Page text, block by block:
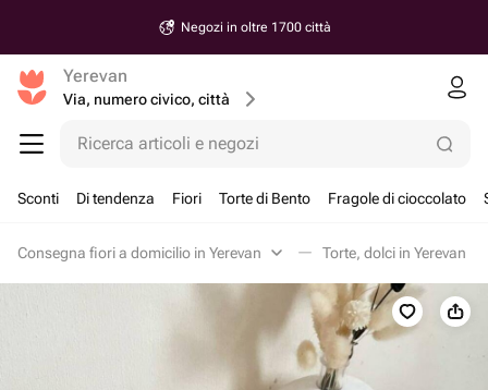
Negozi in oltre 1700 città
Yerevan
Via, numero civico, città
Ricerca articoli e negozi
Sconti Di tendenza Fiori Torte di Bento Fragole di cioccolato
Consegna fiori a domicilio in Yerevan Torte, dolci in Yerevan